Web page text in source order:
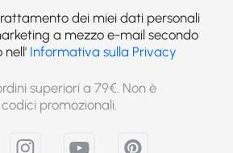
dei miei dati personali
a mezzo e-mail secondo
nell' Informativa sulla Privacy
superiori a 79€. Non è
promozionali.